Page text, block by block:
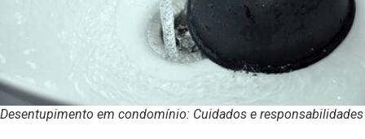
Desentupimento em condomínio: Cuidados e responsabilidades